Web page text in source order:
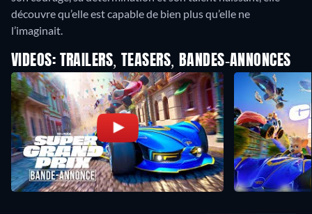
découvre qu’elle est capable de bien plus qu’elle ne
l’imaginait.
VIDEOS: TRAILERS, TEASERS, BANDES-ANNONCES